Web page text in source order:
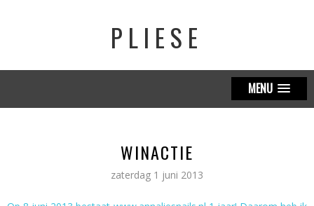
PLIESE
MENU
WINACTIE
zaterdag 1 juni 2013